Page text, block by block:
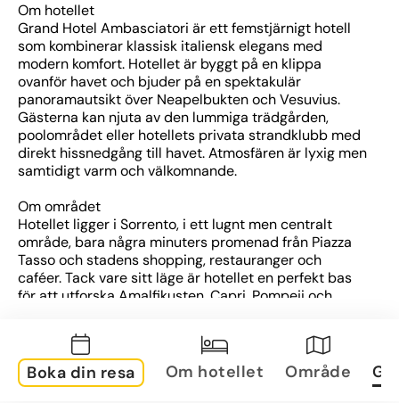
Om hotellet
Grand Hotel Ambasciatori är ett femstjärnigt hotell
som kombinerar klassisk italiensk elegans med
modern komfort. Hotellet är byggt på en klippa
ovanför havet och bjuder på en spektakulär
panoramautsikt över Neapelbukten och Vesuvius.
Gästerna kan njuta av den lummiga trädgården,
poolområdet eller hotellets privata strandklubb med
direkt hissnedgång till havet. Atmosfären är lyxig men
samtidigt varm och välkomnande.
Om området
Hotellet ligger i Sorrento, i ett lugnt men centralt
område, bara några minuters promenad från Piazza
Tasso och stadens shopping, restauranger och
caféer. Tack vare sitt läge är hotellet en perfekt bas
för att utforska Amalfikusten, Capri, Pompeji och
Om rummen
Rummen är elegant inredda med klassiska möbler,
ljusa färger och marmordetaljer. Alla har balkong eller
Boka din resa Om hotellet Område